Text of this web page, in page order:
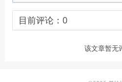
目前评论： 0
该文章暂无